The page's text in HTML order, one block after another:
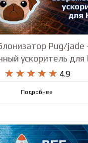
Pug/jade
ускоритель для
    
     4.9
Подробнее